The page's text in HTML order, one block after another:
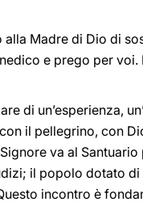
Madre di Dio di
e prego per
di un’esperienza,
il pellegrino, con
va al
il popolo dotato di
incontro è